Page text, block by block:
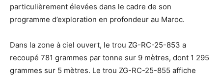
particulièrement élevées dans le cadre de son
programme d’exploration en profondeur au Maroc.
Dans la zone à ciel ouvert, le trou ZG-RC-25-853 a
recoupé 781 grammes par tonne sur 9 mètres, dont 1 295
grammes sur 5 mètres. Le trou ZG-RC-25-855 affiche